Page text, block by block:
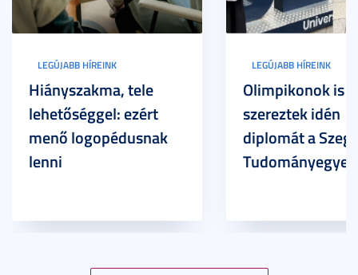
LEGÚJABB HÍREINK
Hiányszakma, tele
lehetőséggel: ezért
menő logopédusnak
lenni
LEGÚJABB HÍREINK
Olimpikonok is
szereztek idén
diplomát a